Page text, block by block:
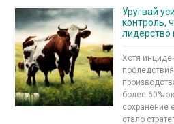
Уругвай
контроль,
лидерство
Хотя
более 60%
сохранение
стало